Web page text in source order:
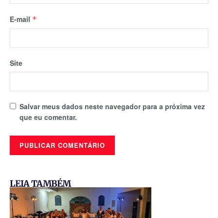
E-mail *
Site
Salvar meus dados neste navegador para a próxima vez
que eu comentar.
LEIA TAMBÉM